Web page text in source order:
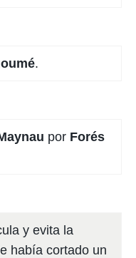
.
por Forés
y evita la
había cortado un